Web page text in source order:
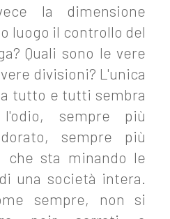
la dimensione
luogo il controllo del
Quali sono le vere
divisioni? L'unica
tutto e tutti sembra
sempre più
sempre più
che sta minando le
una società intera.
sempre, non si